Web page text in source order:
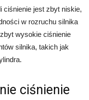
ciśnienie jest zbyt niskie,
w rozruchu silnika
wysokie ciśnienie
silnika, takich jak
ciśnienie